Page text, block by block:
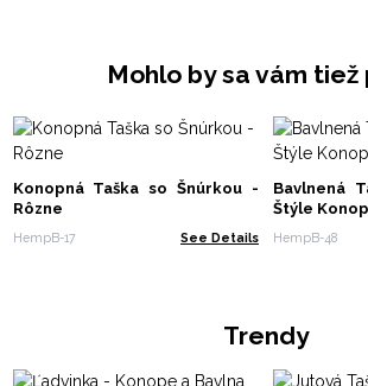
Mohlo by sa vám tiež
Konopná Taška so Šnúrkou -
Rôzne
HempB-17 See Details
Bavlnená
Štýle
HempB-48
Trendy